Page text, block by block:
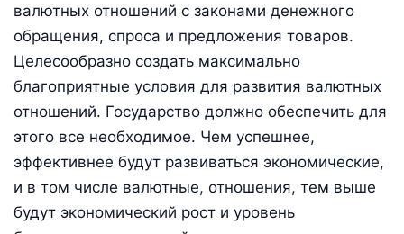
валютных отношений с законами денежного
обращения, спроса и предложения товаров.
Целесообразно создать максимально
благоприятные условия для развития валютных
отношений. Государство должно обеспечить для
этого все необходимое. Чем успешнее,
эффективнее будут развиваться экономические,
и в том числе валютные, отношения, тем выше
будут экономический рост и уровень